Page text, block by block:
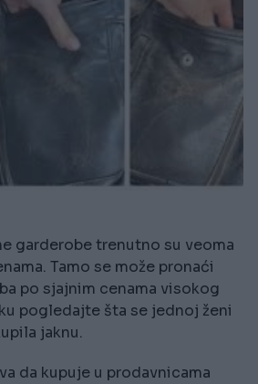
garderobe trenutno su veoma
Tamo se može pronaći
po sjajnim cenama visokog
pogledajte šta se jednoj ženi
jaknu.
da kupuje u prodavnicama